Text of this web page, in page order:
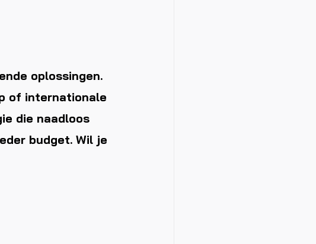
oplossingen.
of internationale
die naadloos
budget. Wil je